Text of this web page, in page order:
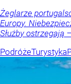
Żeglarze
Europy.
Służby ostrzegają
PodróżeTurystyka